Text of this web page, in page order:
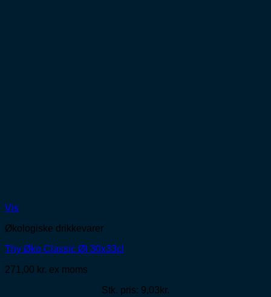
Vis
Økologiske drikkevarer
Thy Øko Classic Øl 30x33cl
271,00 kr. ex moms
Stk. pris: 9,03kr.